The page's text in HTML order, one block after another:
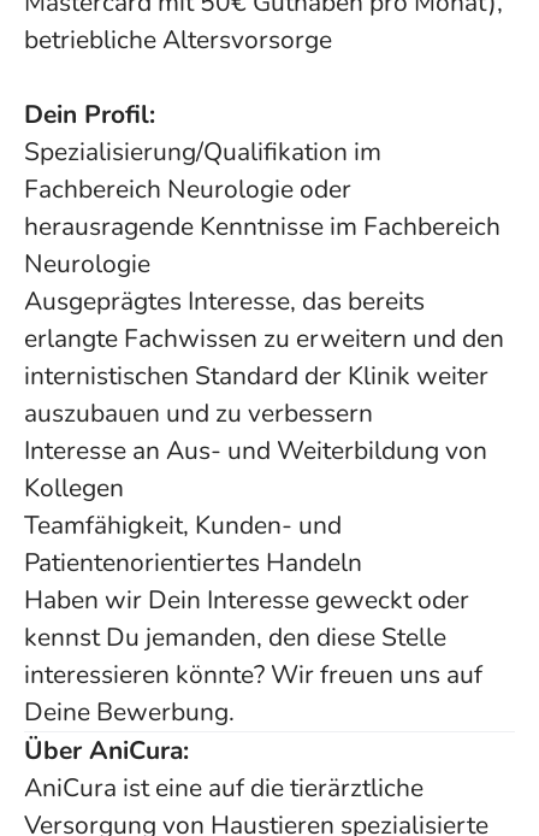
betriebliche Altersvorsorge
Dein Profil:
Spezialisierung/Qualifikation im
Fachbereich Neurologie oder
herausragende Kenntnisse im Fachbereich
Neurologie
Ausgeprägtes Interesse, das bereits
erlangte Fachwissen zu erweitern und den
internistischen Standard der Klinik weiter
auszubauen und zu verbessern
Interesse an Aus- und Weiterbildung von
Kollegen
Teamfähigkeit, Kunden- und
Patientenorientiertes Handeln
Haben wir Dein Interesse geweckt oder
kennst Du jemanden, den diese Stelle
interessieren könnte? Wir freuen uns auf
Deine Bewerbung.
Über AniCura:
AniCura ist eine auf die tierärztliche
Versorgung von Haustieren spezialisierte